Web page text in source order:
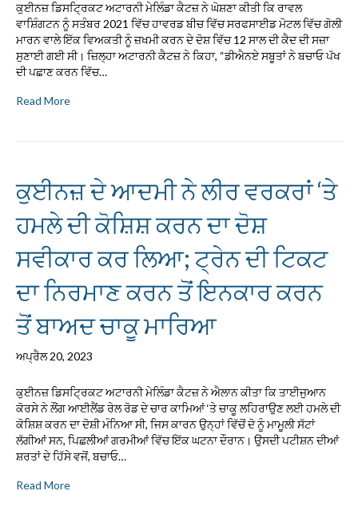
ਕੁਈਨਜ਼ ਡਿਸਟ੍ਰਿਕਟ ਅਟਾਰਨੀ ਮੇਲਿੰਡਾ ਕੈਟਜ਼ ਨੇ ਘੋਸ਼ਣਾ ਕੀਤੀ ਕਿ ਰਾਵਲ
ਵਾਸ਼ਿੰਗਟਨ ਨੂੰ ਸਤੰਬਰ 2021 ਵਿੱਚ ਹਾਵਰਡ ਬੀਚ ਵਿੱਚ ਸਰਫਸਾਈਡ ਮੋਟਲ ਵਿੱਚ ਗੋਲੀ
ਮਾਰਨ ਵਾਲੇ ਇੱਕ ਵਿਅਕਤੀ ਨੂੰ ਜ਼ਖਮੀ ਕਰਨ ਦੇ ਦੋਸ਼ ਵਿੱਚ 12 ਸਾਲ ਦੀ ਕੈਦ ਦੀ ਸਜ਼ਾ
ਸੁਣਾਈ ਗਈ ਸੀ। ਜ਼ਿਲ੍ਹਾ ਅਟਾਰਨੀ ਕੈਟਜ਼ ਨੇ ਕਿਹਾ, “ਡੀਐਨਏ ਸਬੂਤਾਂ ਨੇ ਬਚਾਓ ਪੱਖ
ਦੀ ਪਛਾਣ ਕਰਨ ਵਿੱਚ…
Read More
ਕੁਈਨਜ਼ ਦੇ ਆਦਮੀ ਨੇ ਲੀਰ ਵਰਕਰਾਂ ‘ਤੇ
ਹਮਲੇ ਦੀ ਕੋਸ਼ਿਸ਼ ਕਰਨ ਦਾ ਦੋਸ਼
ਸਵੀਕਾਰ ਕਰ ਲਿਆ; ਟ੍ਰੇਨ ਦੀ ਟਿਕਟ
ਦਾ ਨਿਰਮਾਣ ਕਰਨ ਤੋਂ ਇਨਕਾਰ ਕਰਨ
ਤੋਂ ਬਾਅਦ ਚਾਕੂ ਮਾਰਿਆ
ਅਪ੍ਰੈਲ 20, 2023
ਕੁਈਨਜ਼ ਡਿਸਟ੍ਰਿਕਟ ਅਟਾਰਨੀ ਮੇਲਿੰਡਾ ਕੈਟਜ਼ ਨੇ ਐਲਾਨ ਕੀਤਾ ਕਿ ਤਾਈਜੁਆਨ
ਕੋਰਸੇ ਨੇ ਲੌਂਗ ਆਈਲੈਂਡ ਰੇਲ ਰੋਡ ਦੇ ਚਾਰ ਕਾਮਿਆਂ ‘ਤੇ ਚਾਕੂ ਲਹਿਰਾਉਣ ਲਈ ਹਮਲੇ ਦੀ
ਕੋਸ਼ਿਸ਼ ਕਰਨ ਦਾ ਦੋਸ਼ੀ ਮੰਨਿਆ ਸੀ, ਜਿਸ ਕਾਰਨ ਉਨ੍ਹਾਂ ਵਿੱਚੋਂ ਦੋ ਨੂੰ ਮਾਮੂਲੀ ਸੱਟਾਂ
ਲੱਗੀਆਂ ਸਨ, ਪਿਛਲੀਆਂ ਗਰਮੀਆਂ ਵਿੱਚ ਇੱਕ ਘਟਨਾ ਦੌਰਾਨ। ਉਸਦੀ ਪਟੀਸ਼ਨ ਦੀਆਂ
ਸ਼ਰਤਾਂ ਦੇ ਹਿੱਸੇ ਵਜੋਂ, ਬਚਾਓ…
Read More